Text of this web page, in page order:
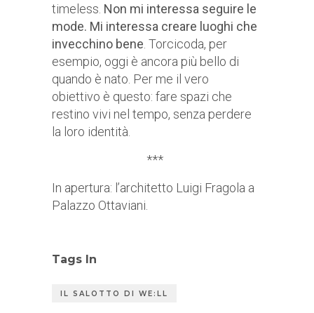
timeless. Non mi interessa seguire le
mode. Mi interessa creare luoghi che
invecchino bene . Torcicoda, per
esempio, oggi è ancora più bello di
quando è nato. Per me il vero
obiettivo è questo: fare spazi che
restino vivi nel tempo, senza perdere
la loro identità.
***
In apertura: l’architetto Luigi Fragola a
Palazzo Ottaviani.
Tags In
IL SALOTTO DI WE:LL